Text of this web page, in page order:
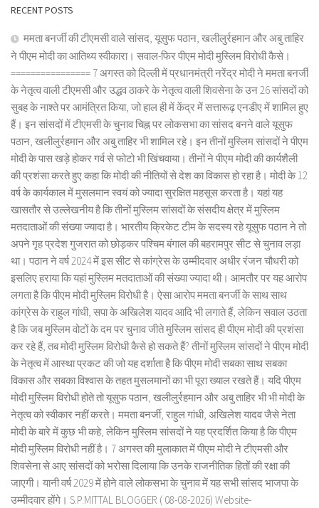
RECENT POSTS
ममता बनर्जी की टीएमसी वाले सांसद, यूसुफ पठान, खलीलुर्रहमान और अबु ताहिर
ने पीएम मोदी का आतिथ्य स्वीकारा। सवाल-फिर पीएम मोदी मुस्लिम विरोधी कैसे।
================ 7 अगस्त को दिल्ली में प्रधानमंत्री नरेंद्र मोदी ने ममता बनर्जी
के नेतृत्व वाली टीएमसी और उद्धव ठाकरे के नेतृत्व वाली शिवसेना के उन 26 सांसदों को
सुबह के नाश्ते पर आमंत्रित किया, जो हाल ही में केंद्र में सत्तारूढ़ एनडीए में शामिल हुए
हैं। इन सांसदों में टीएमसी के चुनाव चिह्न पर लोकसभा का सांसद बनने वाले यूसुफ
पठान, खलीलुर्रहमान और अबु ताहिर भी शामिल रहे। इन तीनों मुस्लिम सांसदों ने पीएम
मोदी के पास खड़े होकर गर्व से फोटो भी खिंचवाया। तीनों ने पीएम मोदी की कार्यशैली
की प्रशंसा करते हुए कहा कि मोदी की नीतियों से देश का विकास हो रहा है। मोदी के 12
वर्ष के कार्यकाल में मुसलमान स्वयं को ज्यादा सुरक्षित महसूस करता है। यहां यह
खासतौर से उल्लेखनीय है कि तीनों मुस्लिम सांसदों के संसदीय क्षेत्र में मुस्लिम
मतदाताओं की संख्या ज्यादा है। भारतीय क्रिकेट टीम के सदस्य रहे यूसुफ पठान ने तो
अपने गृह प्रदेश गुजरात को छोड़कर पश्चिम बंगाल की बहरामपुर सीट से चुनाव लड़ा
था। पठान ने वर्ष 2024 में इस सीट से कांग्रेस के उम्मीदवार अधीर रंजन चौधरी को
इसलिए हराया कि यहां मुस्लिम मतदाताओं की संख्या ज्यादा थी। आमतौर पर यह आरोप
लगता है कि पीएम मोदी मुस्लिम विरोधी है। ऐसा आरोप ममता बनर्जी के साथ साथ
कांग्रेस के राहुल गांधी, सपा के अखिलेश यादव आदि भी लगाते हैं, लेकिन सवाल उठता
है कि जब मुस्लिम वोटों के दम पर चुनाव जीते मुस्लिम सांसद ही पीएम मोदी की प्रशंसा
कर रहे हैं, तब मोदी मुस्लिम विरोधी कैसे हो सकते हैं? तीनों मुस्लिम सांसदों ने पीएम मोदी
के नेतृत्व में आस्था प्रकट की जो यह दर्शाता है कि पीएम मोदी सबका साथ सबका
विकास और सबका विश्वास के तहत मुसलमानों का भी पूरा ख्याल रखते हैं। यदि पीएम
मोदी मुस्लिम विरोधी होते तो यूसुफ पठान, खलीलुर्रहमान और अबु ताहिर भी भी मोदी के
नेतृत्व को स्वीकार नहीं करते। ममता बनर्जी, राहुल गांधी, अखिलेश यादव जैसे नेता
मोदी के बारे में कुछ भी कहे, लेकिन मुस्लिम सांसदों ने यह प्रदर्शित किया है कि पीएम
मोदी मुस्लिम विरोधी नहीं है। 7 अगस्त की मुलाकात में पीएम मोदी ने टीएमसी और
शिवसेना से आए सांसदों को भरोसा दिलाया कि उनके राजनीतिक हितों की रक्षा की
जाएगी। यानी वर्ष 2029 में होने वाले लोकसभा के चुनाव में यह सभी सांसद भाजपा के
उम्मीदवार होंगे। S.P.MITTAL BLOGGER ( 08-08-2026) Website-